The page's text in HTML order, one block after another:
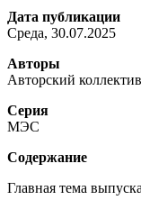
Дата публикации
Среда, 30.07.2025
Авторы
Авторский коллектив
Серия
МЭС
Содержание
Главная тема